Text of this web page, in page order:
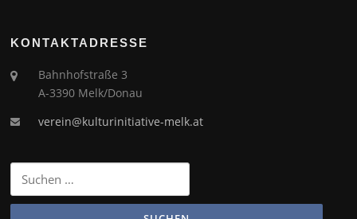
KONTAKTADRESSE
Bahnhofstraße 3
A-3390 Melk/Donau
verein@kulturinitiative-melk.at
Suchen
nach: